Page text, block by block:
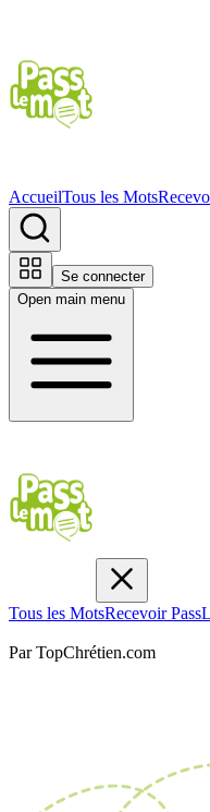
AccueilTous les Mots
Se connecter
Open main menu
Tous les MotsRecevoir
Par TopChrétien.com